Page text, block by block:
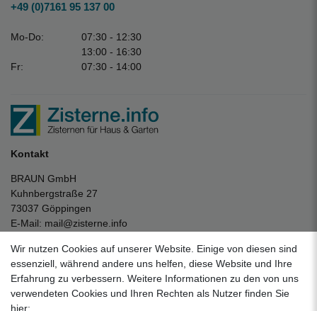
+49 (0)7161 95 137 00
Mo-Do:
07:30 - 12:30
13:00 - 16:30
Fr:
07:30 - 14:00
Kontakt
BRAUN GmbH
Kuhnbergstraße 27
73037 Göppingen
E-Mail: mail@zisterne.info
Unternehmen
Datenschutzerklärung
Impressum
Wir nutzen Cookies auf unserer Website. Einige von diesen sind
essenziell, während andere uns helfen, diese Website und Ihre
Erfahrung zu verbessern. Weitere Informationen zu den von uns
verwendeten Cookies und Ihren Rechten als Nutzer finden Sie
hier: